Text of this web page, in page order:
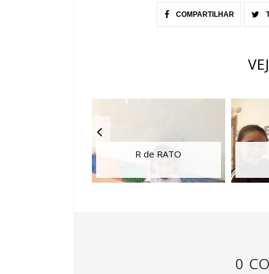
COMPARTILHAR
R de RATO
0